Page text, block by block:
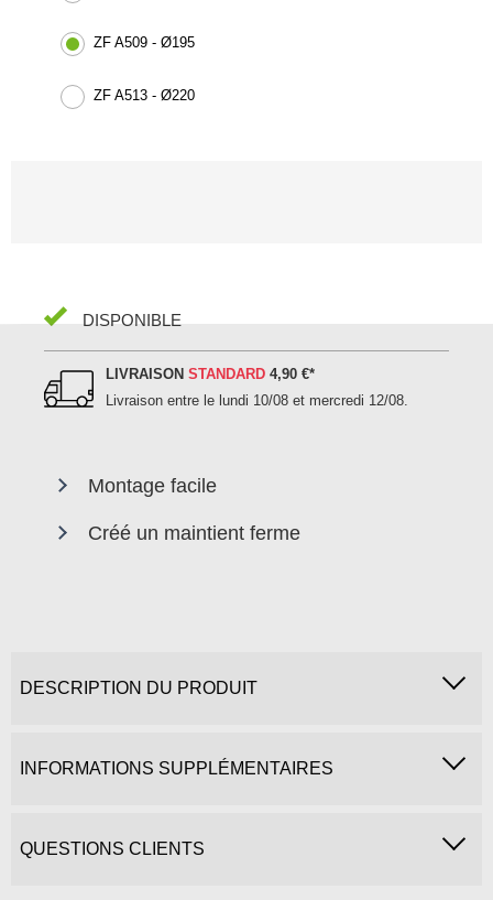
ZF A509 - Ø195
ZF A513 - Ø220
DISPONIBLE
LIVRAISONSTANDARD 4,90 €*
Livraison entre le lundi 10/08 et mercredi 12/08.
Montage facile
Créé un maintient ferme
DESCRIPTION DU PRODUIT
INFORMATIONS SUPPLÉMENTAIRES
QUESTIONS CLIENTS